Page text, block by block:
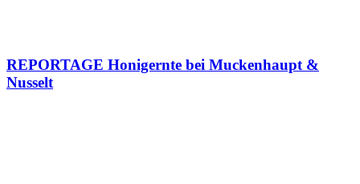
REPORTAGE Honigernte bei Muckenhaupt &
Nusselt